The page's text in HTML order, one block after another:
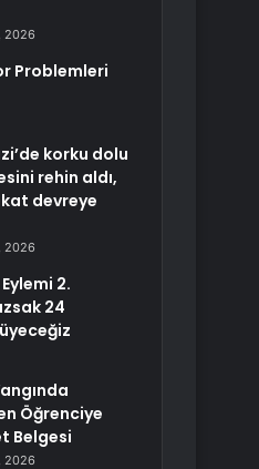
2026
Problemleri
korku dolu
rehin aldı,
devreye
2026
2.
24
Öğrenciye
Belgesi
2026